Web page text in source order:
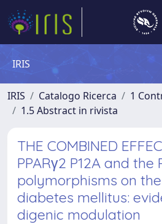
IRIS
IRIS Catalogo Ricerca
1
1.5 Abstract in rivista
THE COMBINED
PPARγ2 P12A and the
polymorphisms on
diabetes mellitus:
digenic modulation